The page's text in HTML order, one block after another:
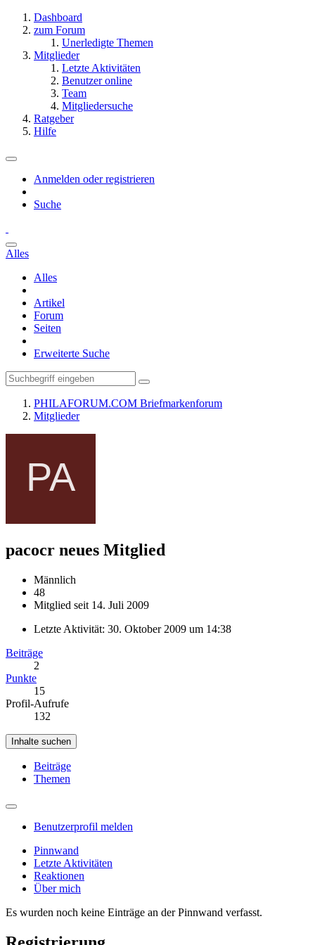
Dashboard
zum Forum
Unerledigte Themen
Mitglieder
Letzte Aktivitäten
Benutzer online
Team
Mitgliedersuche
Ratgeber
Hilfe
Anmelden oder registrieren
Suche
Alles
Alles
Artikel
Forum
Seiten
Erweiterte Suche
PHILAFORUM.COM Briefmarkenforum
Mitglieder
pacocr neues Mitglied
Männlich
48
Mitglied seit 14. Juli 2009
Letzte Aktivität: 30. Oktober 2009 um 14:38
Beiträge
2
Punkte
15
Profil-Aufrufe
132
Inhalte suchen
Beiträge
Themen
Benutzerprofil melden
Pinnwand
Letzte Aktivitäten
Reaktionen
Über mich
Es wurden noch keine Einträge an der Pinnwand verfasst.